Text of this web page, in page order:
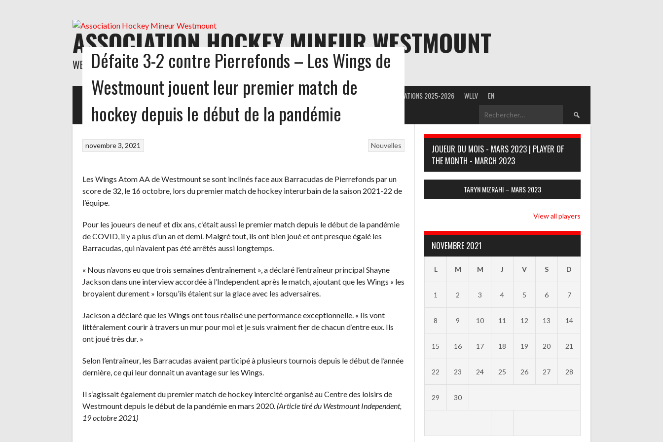
ASSOCIATION HOCKEY MINEUR WESTMOUNT
WESTMOUNT MINOR HOCKEY ASSOCIATION
ACCUEIL NOUVELLES HORAIRE MASCULIN HORAIRE FÉMININ DOCUMENTS NOUS JOINDRE ÉVALUATIONS 2025-2026 WLLV EN
Rechercher :
Défaite 3-2 contre Pierrefonds – Les Wings de
Westmount jouent leur premier match de
hockey depuis le début de la pandémie
Nouvelles
novembre 3, 2021
Les Wings Atom AA de Westmount se sont inclinés face aux Barracudas de Pierrefonds par un
score de 32, le 16 octobre, lors du premier match de hockey interurbain de la saison 2021-22 de
l’équipe.
Pour les joueurs de neuf et dix ans, c’était aussi le premier match depuis le début de la pandémie
de COVID, il y a plus d’un an et demi. Malgré tout, ils ont bien joué et ont presque égalé les
Barracudas, qui n’avaient pas été arrêtés aussi longtemps.
« Nous n’avons eu que trois semaines d’entraînement », a déclaré l’entraîneur principal Shayne
Jackson dans une interview accordée à l’Independent après le match, ajoutant que les Wings « les
broyaient durement » lorsqu’ils étaient sur la glace avec les adversaires.
Jackson a déclaré que les Wings ont tous réalisé une performance exceptionnelle. « Ils vont
littéralement courir à travers un mur pour moi et je suis vraiment fier de chacun d’entre eux. Ils
ont joué très dur. »
Selon l’entraîneur, les Barracudas avaient participé à plusieurs tournois depuis le début de l’année
dernière, ce qui leur donnait un avantage sur les Wings.
Il s’agissait également du premier match de hockey intercité organisé au Centre des loisirs de
Westmount depuis le début de la pandémie en mars 2020. (Article tiré du Westmount Independent,
19 octobre 2021)
JOUEUR DU MOIS - MARS 2023 | PLAYER OF
THE MONTH - MARCH 2023
TARYN MIZRAHI – MARS 2023
View all players
NOVEMBRE 2021
L M M J V S D
1 2 3 4 5 6 7
8 9 10 11 12 13 14
15 16 17 18 19 20 21
22 23 24 25 26 27 28
29 30